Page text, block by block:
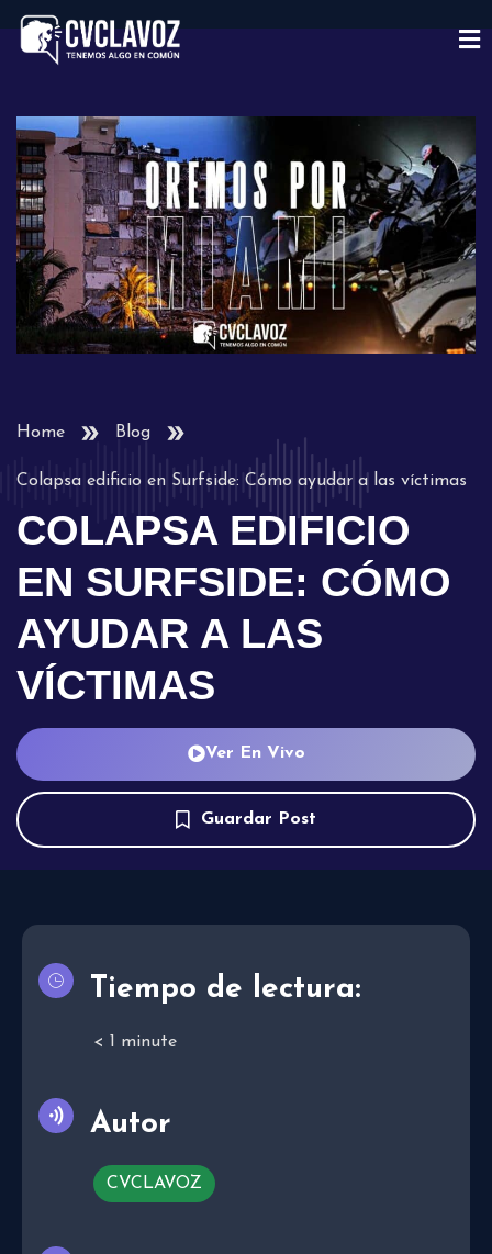
Home Blog
Colapsa edificio en Surfside: Cómo ayudar a las víctimas
COLAPSA EDIFICIO
EN SURFSIDE: CÓMO
AYUDAR A LAS
VÍCTIMAS
Ver En Vivo
Guardar Post
Tiempo de lectura:
< 1 minute
Autor
CVCLAVOZ